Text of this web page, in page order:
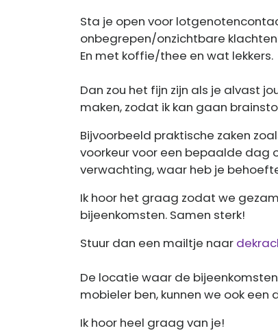
Sta je open voor
onbegrepen/onzichtbare
En met koffie/thee en wat lekkers.
Dan zou het fijn zijn als je alvast
maken, zodat ik kan gaan
Bijvoorbeeld praktische zaken
voorkeur voor een bepaalde dag
verwachting, waar heb je
Ik hoor het graag zodat we
bijeenkomsten. Samen sterk!
Stuur dan een mailtje naar
De locatie waar de
mobieler ben, kunnen we ook een
Ik hoor heel graag van je!